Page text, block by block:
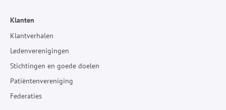
Klanten
Klantverhalen
Ledenverenigingen
Stichtingen en goede doelen
Patiëntenvereniging
Federaties